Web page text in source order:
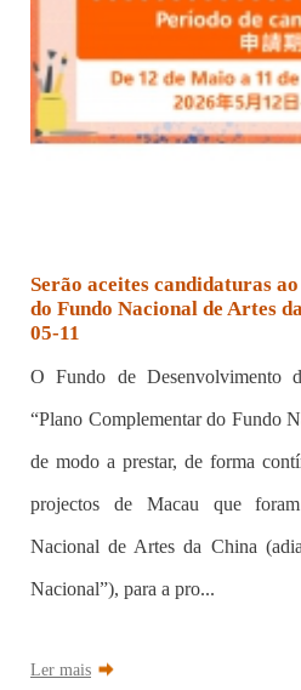
Serão aceites candidaturas
do Fundo Nacional de Artes
05-11
O Fundo de Desenvolvimento
“Plano Complementar do Fundo
de modo a prestar, de forma
projectos de Macau que
Nacional de Artes da China
Nacional”), para a pro...
Ler mais